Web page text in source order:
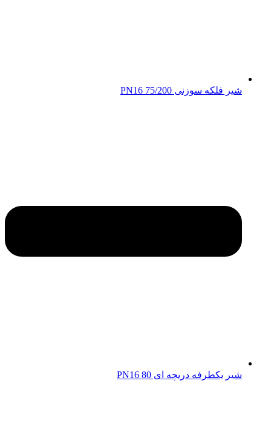
شیر فلکه سوزنی 75/200 PN16
شیر یکطرفه دریچه ای 80 PN16